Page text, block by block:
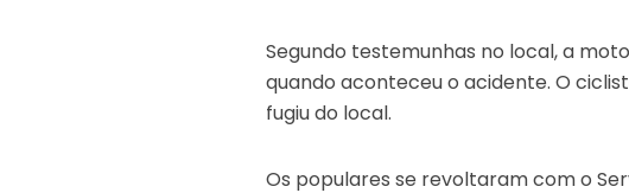
Segundo testemunhas no local, a
quando aconteceu o acidente. O
fugiu do local.
Os populares se revoltaram com o